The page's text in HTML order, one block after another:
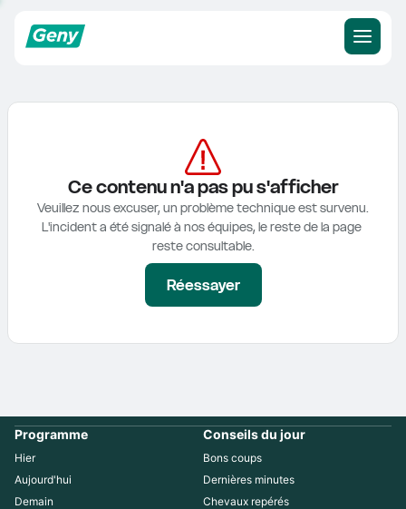
Ce contenu n'a pas pu s'afficher
Veuillez nous excuser, un problème technique est survenu.
L'incident a été signalé à nos équipes, le reste de la page
reste consultable.
Réessayer
Programme
Hier
Aujourd'hui
Demain
Conseils du jour
Bons coups
Dernières minutes
Chevaux repérés